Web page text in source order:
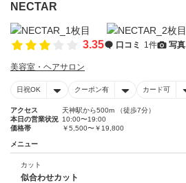
NECTAR
3.35 口コミ 1件 写真
美容室・ヘアサロン
日祝OK クーポン有 カード可
アクセス
天神駅から500m （徒歩7分）
本日の営業状況 10:00〜19:00
価格帯
￥5,500〜￥19,800
メニュー
カット
似合わせカット